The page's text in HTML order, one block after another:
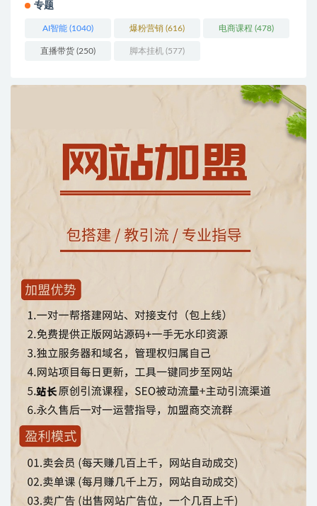
专题
AI智能 (1040) 爆粉营销 (616) 电商课程 (478)
直播带货 (250) 脚本挂机 (577)